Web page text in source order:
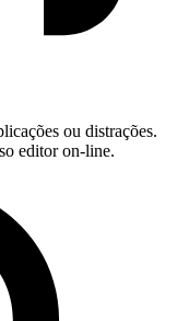
ou distrações.
editor on-line.